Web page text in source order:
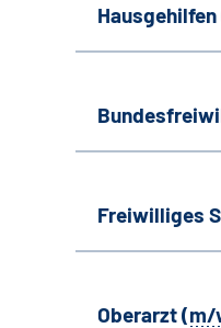
Hausgehilfen
Freiwilliges
Oberarzt (m/